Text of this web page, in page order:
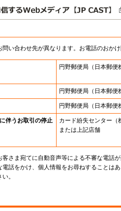
い合わせ先が異なります。お電話のおかけ
円野郵便局 （日本郵便
円野郵便局 （日本郵便
円野郵便局 （日本郵便
伴うお取引の停止 カード紛失センター
または上記店舗
さま宛てに自動音声等による不審な電話
話をかけ、個人情報をお尋ねすることはあ
。